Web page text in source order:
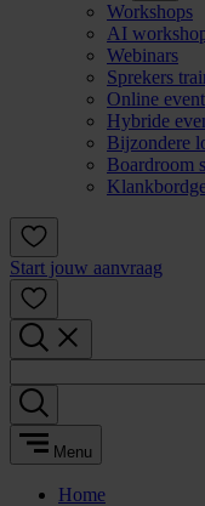
Workshops
AI
Webinars
Sprekers
Online
Hybride
Bijzondere
Boardroom
Start jouw aanvraag
Menu
Home